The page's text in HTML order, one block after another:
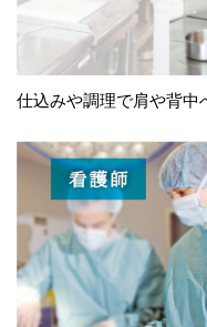
仕込みや調理で肩や背中